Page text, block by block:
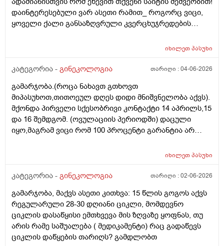
დაინტერესებული ვარ ასეთი რამით_ როგორც ვიცი,
ყოველი ქალი განსაზღვრული კვერცხუჯრედების
თითოელისთვის, ეს რიცხვი ინდივიდუალურია? რაზეა
(ჩვილობიდან) რომელ პროცესებზე? ქალის
რომ დავუშვათ, ზოგიერთ ქალბატონს მეტი
რაოდენობა აქვთ მათ ორგანიზმში
კვერცხუჯრედებისა, დაბადების პროცესიდან და ზოგს
კი მცირე? მადლობთ!
იხილეთპასუხი
კატეგორია - გინეკოლოგია თარიღი :04-06-2026
გამარჯობა.(როცა ნახავთ გთხოვთ
მიპასუხოთ,თითოეულ დღეს დიდი მნიშვნელობა აქვს).
მქონდა პირველი სქესობრივი კონტაქტი 14 აპრილს,15
და 16 შემდგომ. (ოვულაციის პერიოდში) დაცული
იყო,მაგრამ ვიცი რომ 100 პროცენტი გარანტია არ
ვფოქრობ რადგანაც Implantation bleeding არსებობს და
ჩვეულებრივ 3-4 დღე,მაგრამ ადრე
მალევე ვირუსი შემხვდა,სიცხე,გულისრევის
შეგრძნებაც მქონდა. მალევე გავიკეთე
ტესტი,უარყოფითი იყო. ეგ უცნაური შეგრძნება
რამოდენიმე დღე მქონდა. ახლა მენტრუაციას
ველოდები,მაგრამ არ მომივიდა,შუალედი 28-32 დღე
იხილეთპასუხი
კატეგორია - გინეკოლოგია თარიღი :02-06-2026
გამარჯობა, მაქვს ასეთი კითხვა: 15 წლის გოგოს აქვს
რეგულარული 28-30 დღიანი ციკლი, მომდევნო
ციკლის დასაწყისი ემთხვევა მის ზღვაზე ყოფნას, თუ
არის რამე საშუალება ( მედიკამენტი) რაც გადაწევს
ციკლის დაწყების თარიღს? გამდლობთ